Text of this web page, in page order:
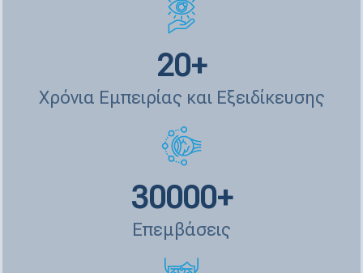
20+
Χρόνια Εμπειρίας και Εξειδίκευσης
30000+
Επεμβάσεις